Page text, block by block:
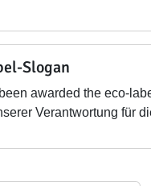
Slogan
awarded the eco-
Verantwortung für